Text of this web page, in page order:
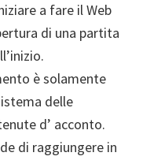
a fare il Web
di una partita
è solamente
delle
d’ acconto.
di raggiungere in